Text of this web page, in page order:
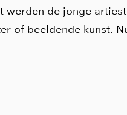
werden de jonge
of beeldende kunst.